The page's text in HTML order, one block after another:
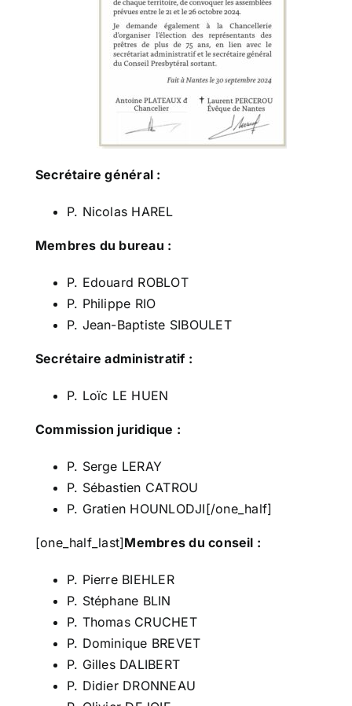
Secrétaire général :
P. Nicolas HAREL
Membres du bureau :
P. Edouard ROBLOT
P. Philippe RIO
P. Jean-Baptiste SIBOULET
Secrétaire administratif :
P. Loïc LE HUEN
Commission juridique :
P. Serge LERAY
P. Sébastien CATROU
P. Gratien HOUNLODJI[/one_half]
[one_half_last]Membres du conseil :
P. Pierre BIEHLER
P. Stéphane BLIN
P. Thomas CRUCHET
P. Dominique BREVET
P. Gilles DALIBERT
P. Didier DRONNEAU